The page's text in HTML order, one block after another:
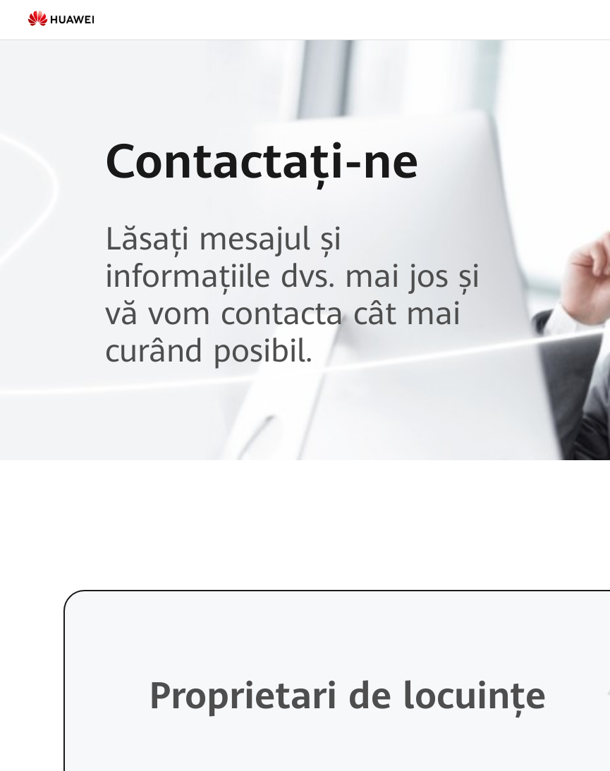
Comandă
acum
Contactați-ne
Lăsați mesajul și
informațiile dvs. mai jos și
vă vom contacta cât mai
curând posibil.
Proprietari de locuințe